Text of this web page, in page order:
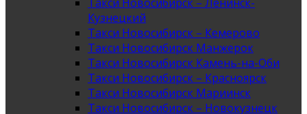
Кузнецкий
Такси Новосибирск – Кемерово
Такси Новосибирск Манжерок
Такси Новосибирск Камень-на-Оби
Такси Новосибирск – Красноярск
Такси Новосибирск Мариинск
Такси Новосибирск – Новокузнецк